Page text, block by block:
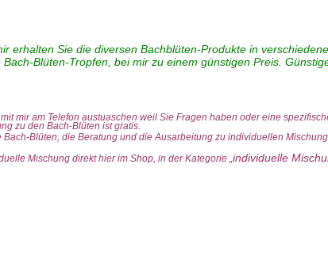
erhalten Sie die diversen Bachblüten-Produkte in
Blüten-Tropfen, bei mir zu einem günstigen Preis.
mir am Telefon austuaschen weil Sie Fragen haben oder eine
zu den Bach-Blüten ist gratis.
Bach-Blüten, die Beratung und die Ausarbeitung zu individuellen
Mischung direkt hier im Shop, in der Kategorie „individuelle